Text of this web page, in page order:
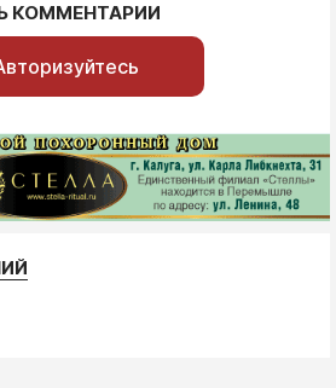
КОММЕНТАРИИ